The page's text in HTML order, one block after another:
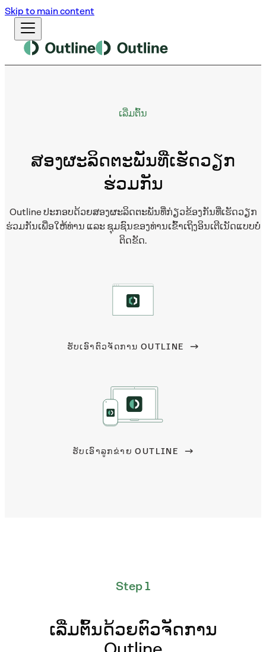
Skip to main content
ເລີ່ມຕົ້ນ
ສອງຜະລິດຕະພັນທີ່ເຮັດວຽກ
ຮ່ວມກັນ
Outline ປະກອບດ້ວຍສອງຜະລິດຕະພັນທີ່ກ່ຽວຂ້ອງກັນທີ່ເຮັດວຽກ
ຮ່ວມກັນເພື່ອໃຫ້ທ່ານ ແລະ ຊຸມຊົນຂອງທ່ານເຂົ້າເຖິງອິນເຕີເນັດແບບບໍ່
ຕິດຂັດ.
ຮັບເອົາຕົວຈັດການ OUTLINE
ຮັບເອົາລູກຂ່າຍ OUTLINE
Step 1
ເລີ່ມຕົ້ນດ້ວຍຕົວຈັດການ